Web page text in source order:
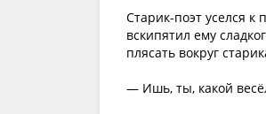
Старик-поэт уселся к
вскипятил ему
плясать вокруг
— Ишь, ты, какой